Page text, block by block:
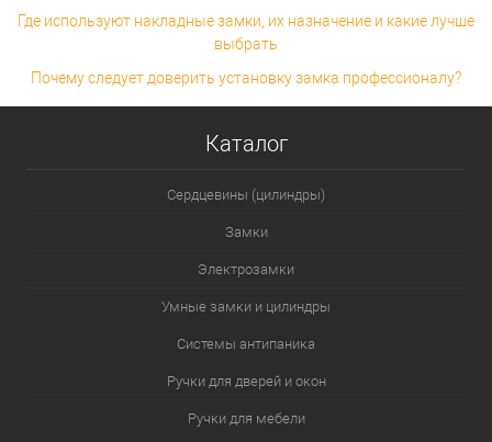
Где используют накладные замки, их назначение и какие лучше
выбрать
Почему следует доверить установку замка профессионалу?
Каталог
Сердцевины (цилиндры)
Замки
Электрозамки
Умные замки и цилиндры
Системы антипаника
Ручки для дверей и окон
Ручки для мебели